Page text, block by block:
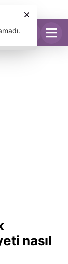
nasıl